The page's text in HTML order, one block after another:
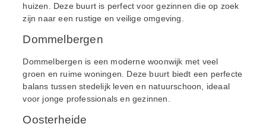
huizen. Deze buurt is perfect voor gezinnen die op zoek
zijn naar een rustige en veilige omgeving.
Dommelbergen
Dommelbergen is een moderne woonwijk met veel
groen en ruime woningen. Deze buurt biedt een perfecte
balans tussen stedelijk leven en natuurschoon, ideaal
voor jonge professionals en gezinnen.
Oosterheide